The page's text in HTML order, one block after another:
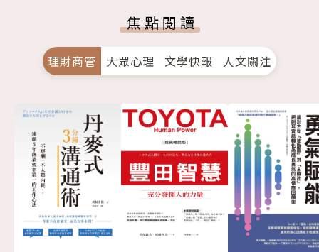
焦點閱讀
理財商管 大眾心理 文學快報 人文關注